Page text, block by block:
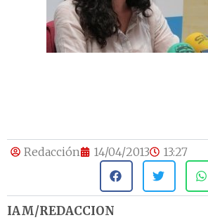
Redacción 14/04/2013 13:27
IAM/REDACCION